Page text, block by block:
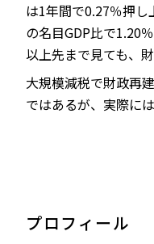
は1年間で0.27％押
の名目GDP比で1.20
以上先まで見ても、
大規模減税で財政再
ではあるが、実際に
プロフィール